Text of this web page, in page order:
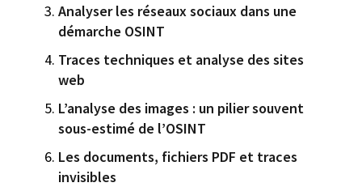
Analyser les réseaux sociaux dans une
démarche OSINT
Traces techniques et analyse des sites
web
L’analyse des images : un pilier souvent
sous-estimé de l’OSINT
Les documents, fichiers PDF et traces
invisibles